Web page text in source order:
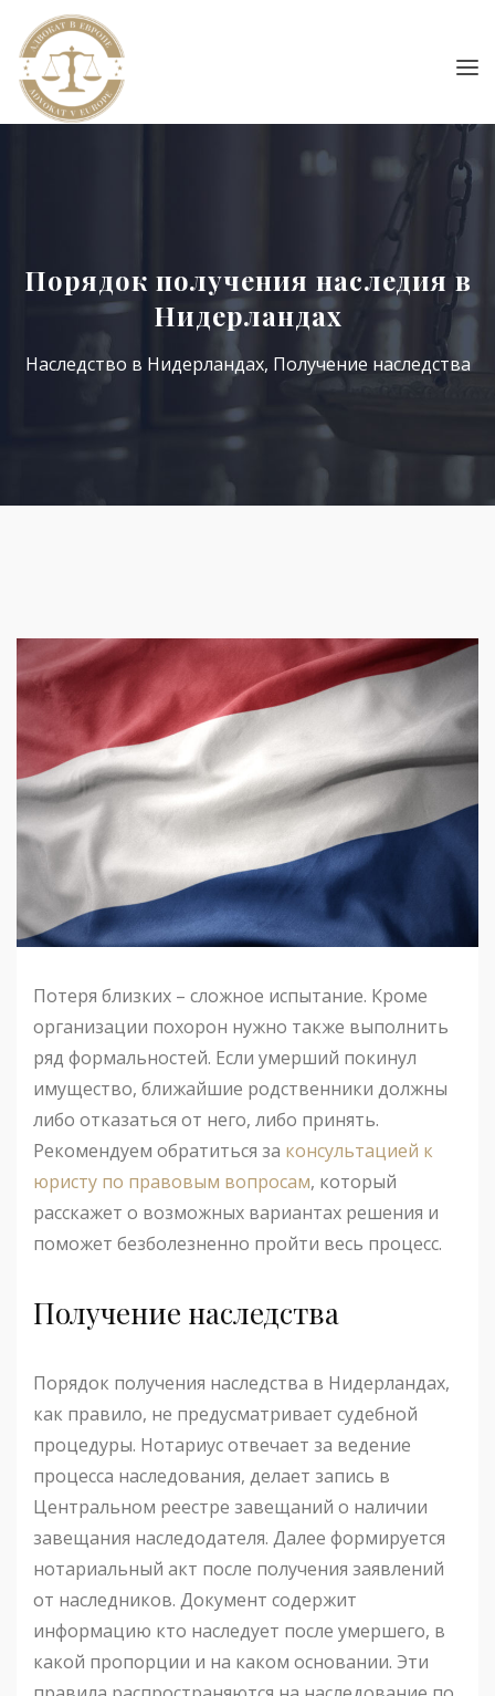
Порядок получения наследия в
Нидерландах
Наследство в Нидерландах, Получение наследства
Потеря близких – сложное испытание. Кроме
организации похорон нужно также выполнить
ряд формальностей. Если умерший покинул
имущество, ближайшие родственники должны
либо отказаться от него, либо принять.
Рекомендуем обратиться за консультацией к
юристу по правовым вопросам, который
расскажет о возможных вариантах решения и
поможет безболезненно пройти весь процесс.
Получение наследства
Порядок получения наследства в Нидерландах,
как правило, не предусматривает судебной
процедуры. Нотариус отвечает за ведение
процесса наследования, делает запись в
Центральном реестре завещаний о наличии
завещания наследодателя. Далее формируется
нотариальный акт после получения заявлений
от наследников. Документ содержит
информацию кто наследует после умершего, в
какой пропорции и на каком основании. Эти